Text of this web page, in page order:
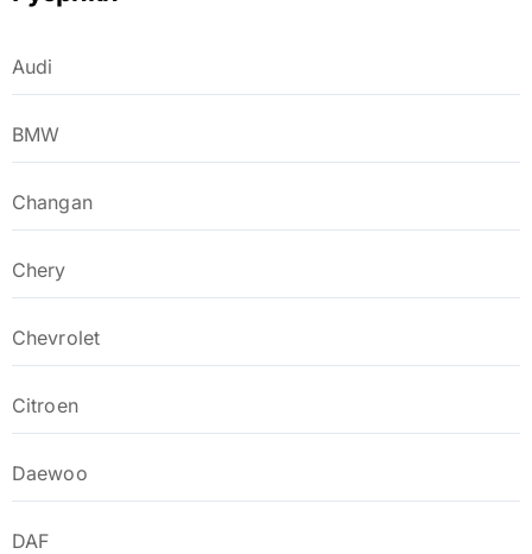
Audi
BMW
Changan
Chery
Chevrolet
Citroen
Daewoo
DAF